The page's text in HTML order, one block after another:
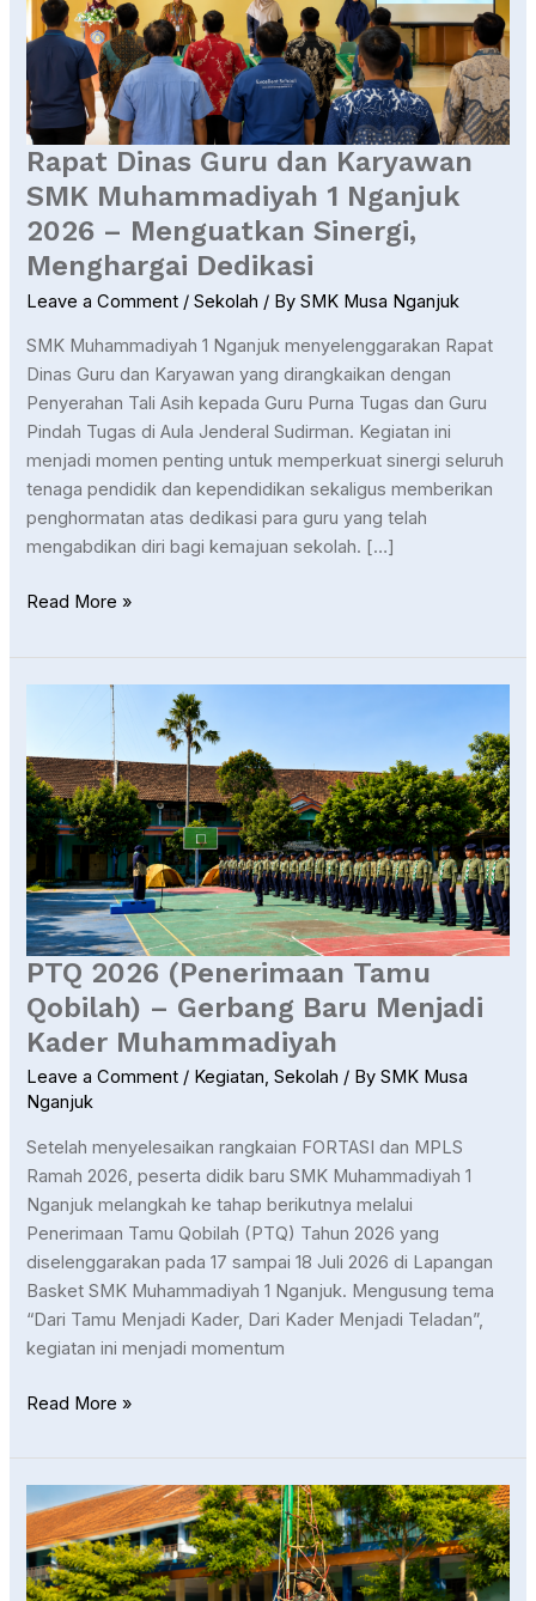
Rapat Dinas Guru dan Karyawan
SMK Muhammadiyah 1 Nganjuk
2026 – Menguatkan Sinergi,
Menghargai Dedikasi
Leave a Comment /Sekolah / BySMK Musa Nganjuk
SMK Muhammadiyah 1 Nganjuk menyelenggarakan Rapat
Dinas Guru dan Karyawan yang dirangkaikan dengan
Penyerahan Tali Asih kepada Guru Purna Tugas dan Guru
Pindah Tugas di Aula Jenderal Sudirman. Kegiatan ini
menjadi momen penting untuk memperkuat sinergi seluruh
tenaga pendidik dan kependidikan sekaligus memberikan
penghormatan atas dedikasi para guru yang telah
mengabdikan diri bagi kemajuan sekolah. […]
SMK
Muhammadiyah
1
Nganjuk
2026
–
Menguatkan
Sinergi,
Menghargai
Dedikasi
Read More »
PTQ 2026 (Penerimaan Tamu
Qobilah) – Gerbang Baru Menjadi
Kader Muhammadiyah
Leave a Comment / Kegiatan,Sekolah / BySMK Musa
Nganjuk
Setelah menyelesaikan rangkaian FORTASI dan MPLS
Ramah 2026, peserta didik baru SMK Muhammadiyah 1
Nganjuk melangkah ke tahap berikutnya melalui
Penerimaan Tamu Qobilah (PTQ) Tahun 2026 yang
diselenggarakan pada 17 sampai 18 Juli 2026 di Lapangan
Basket SMK Muhammadiyah 1 Nganjuk. Mengusung tema
“Dari Tamu Menjadi Kader, Dari Kader Menjadi Teladan”,
kegiatan ini menjadi momentum
(Penerimaan
Tamu
Qobilah)
–
Gerbang
Baru
Menjadi
Kader
Muhammadiyah
Read More »
LDKS
dan
Outbound
Kelas